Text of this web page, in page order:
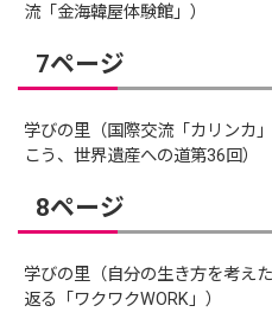
流「金海韓屋体験館」）
7ページ
学びの里（国際交流「カリンカ
こう、世界遺産への道第36回）
8ページ
学びの里（自分の生き方を考え
返る「ワクワクWORK」）